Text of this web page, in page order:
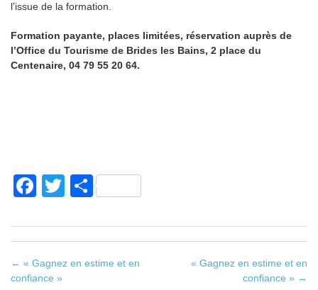
l’issue de la formation.
Formation payante, places limitées, réservation auprès de
l’Office du Tourisme de Brides les Bains, 2 place du
Centenaire, 04 79 55 20 64.
F
c
e
b
T
tt
P
ta
g
Poste navigation
← « Gagnez en estime et en
confiance »
« Gagnez en estime et en
confiance » →